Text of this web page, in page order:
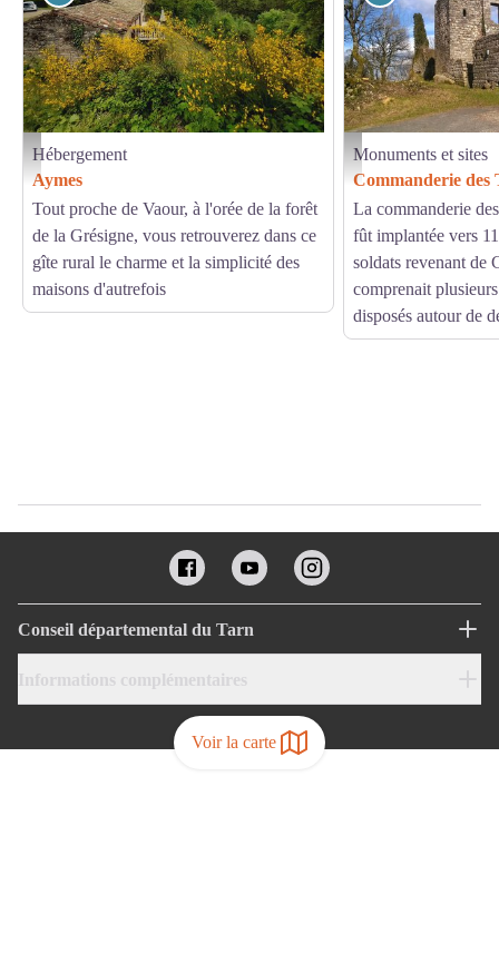
Voir la carte
G1256 - Aymes - Tarn - Extérieur - Gîtes de France
Hébergement
Aymes
Tout proche de Vaour, à l'orée de la forêt
de la Grésigne, vous retrouverez dans ce
gîte rural le charme et la simplicité des
maisons d'autrefois
Commanderie des
Monuments et sites
Commanderie des
La commanderie
fût implantée vers
soldats revenant de
comprenait
disposés autour de
Conseil départemental du Tarn
Informations complémentaires